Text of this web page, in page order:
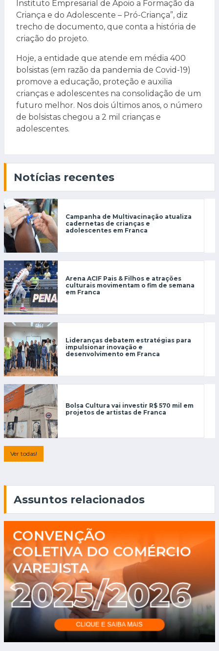
Instituto Empresarial de Apoio a Formação da
Criança e do Adolescente – Pró-Criança”, diz
trecho de documento, que conta a história de
criação do projeto.
Hoje, a entidade que atende em média 400
bolsistas (em razão da pandemia de Covid-19)
promove a educação, proteção e auxilia
crianças e adolescentes na consolidação de um
futuro melhor. Nos dois últimos anos, o número
de bolsistas chegou a 2 mil crianças e
adolescentes.
Notícias recentes
Campanha de Multivacinação atualiza
cadernetas de crianças e
adolescentes em Franca
Arena ACIF Pais & Filhos e atrações
culturais movimentam o fim de semana
em Franca
Lideranças debatem estratégias para
impulsionar inovação e
desenvolvimento em Franca
Bolsa Cultura vai investir R$ 570 mil em
projetos de artistas de Franca
Ver todas!
Assuntos relacionados